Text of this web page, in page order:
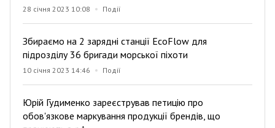
28 січня 2023 10:08 Події
Збираємо на 2 зарядні станції EcoFlow для
підрозділу 36 бригади морської піхоти
10 січня 2023 14:46 Події
Юрій Гудименко зареєстрував петицію про
обов'язкове маркування продукції брендів, що